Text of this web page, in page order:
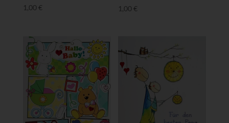
1,00 € 1,00 €